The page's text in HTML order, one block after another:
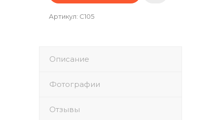
Артикул: С105
Описание
Фотографии
Отзывы